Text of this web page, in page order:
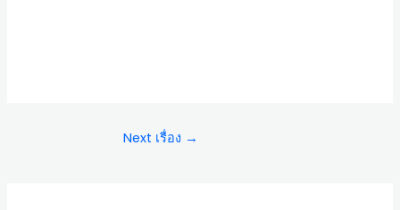
Next เรื่อง →